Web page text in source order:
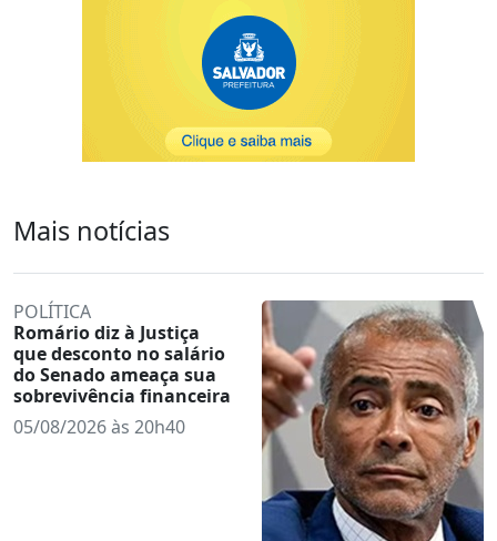
Mais notícias
POLÍTICA
Romário diz à Justiça
que desconto no salário
do Senado ameaça sua
sobrevivência financeira
05/08/2026 às 20h40